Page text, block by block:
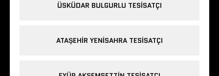
ÜSKÜDAR BULGURLU TESISATÇI
ATAŞEHIR YENISAHRA TESISATÇI